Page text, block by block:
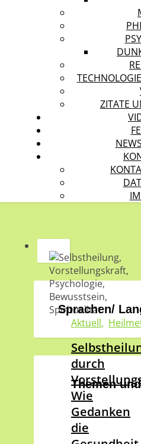
ZITATE
Aktuell,
durch
Wie
Gedanken
die
Sprachen/
Themen